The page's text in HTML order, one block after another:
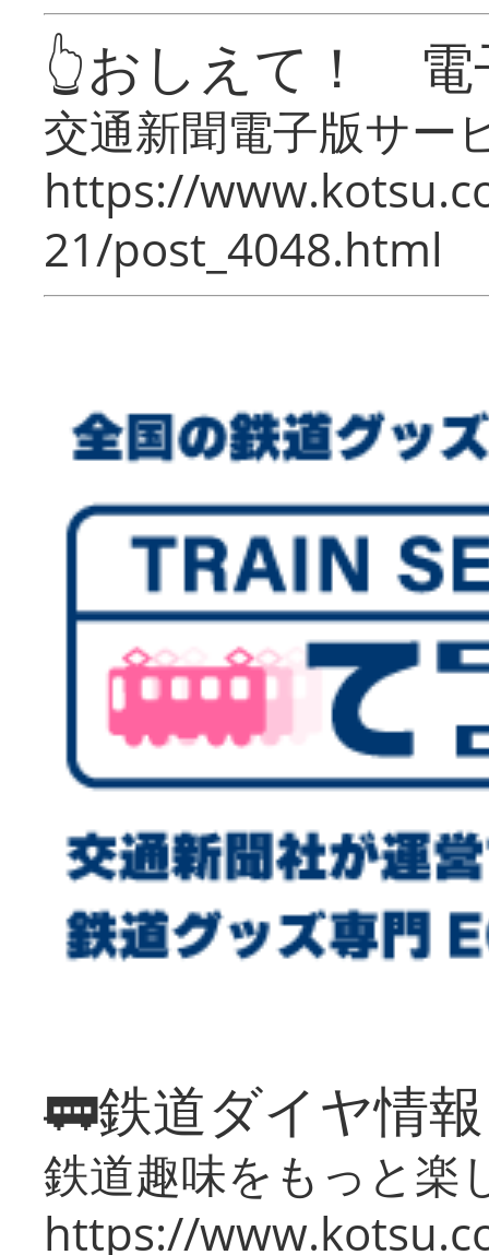
👆おしえて！ 電
交通新聞電子版サー
https://
21/post_4048.html
🚃鉄道ダイヤ情
鉄道趣味をもっと楽
https://